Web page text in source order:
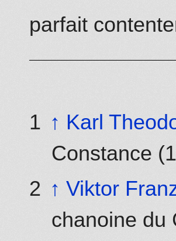
parfait
↑ Karl
Constance
↑ Viktor
chanoine du